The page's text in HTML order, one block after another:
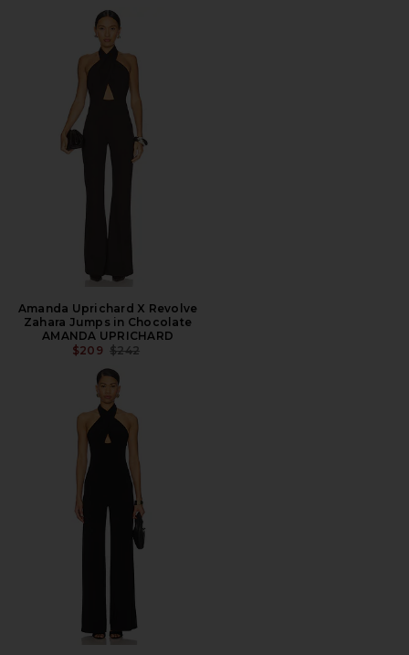
Amanda Uprichard X Revolve
Zahara Jumps in Chocolate
AMANDA UPRICHARD
$209 PREÇO ANTERIOR:
$242